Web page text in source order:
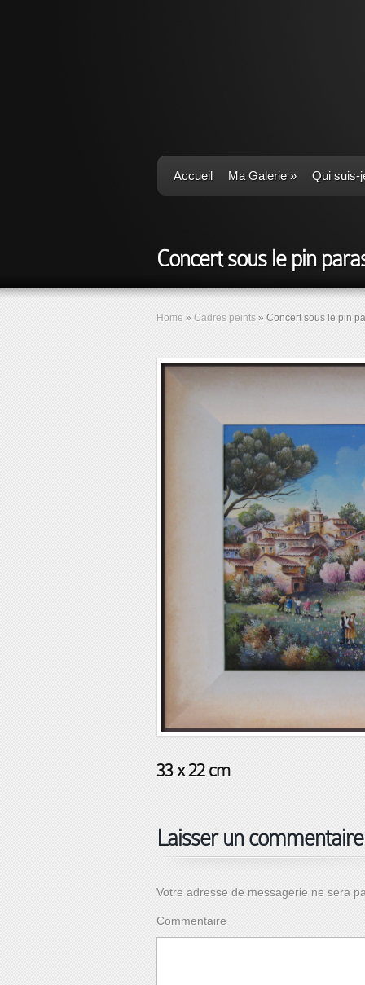
Accueil Ma Galerie» Qui suis-
Concert sous le pin
Home » Cadres peints » Concert sous le pin
33 x 22 cm
Laisser un commentaire
Votre adresse de messagerie ne sera
Commentaire